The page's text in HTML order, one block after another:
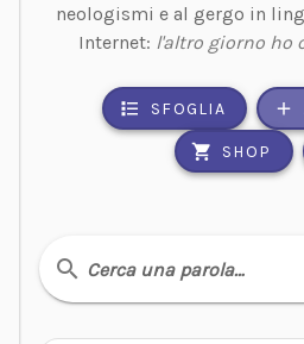
neologismi e al gergo in
Internet: l'altro giorno ho
SFOGLIA
SHOP
Cerca una parola…